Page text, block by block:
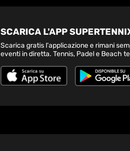
SCARICA L'APP
Scarica gratis l'applicazione e rimani
eventi in diretta. Tennis, Padel e Beach